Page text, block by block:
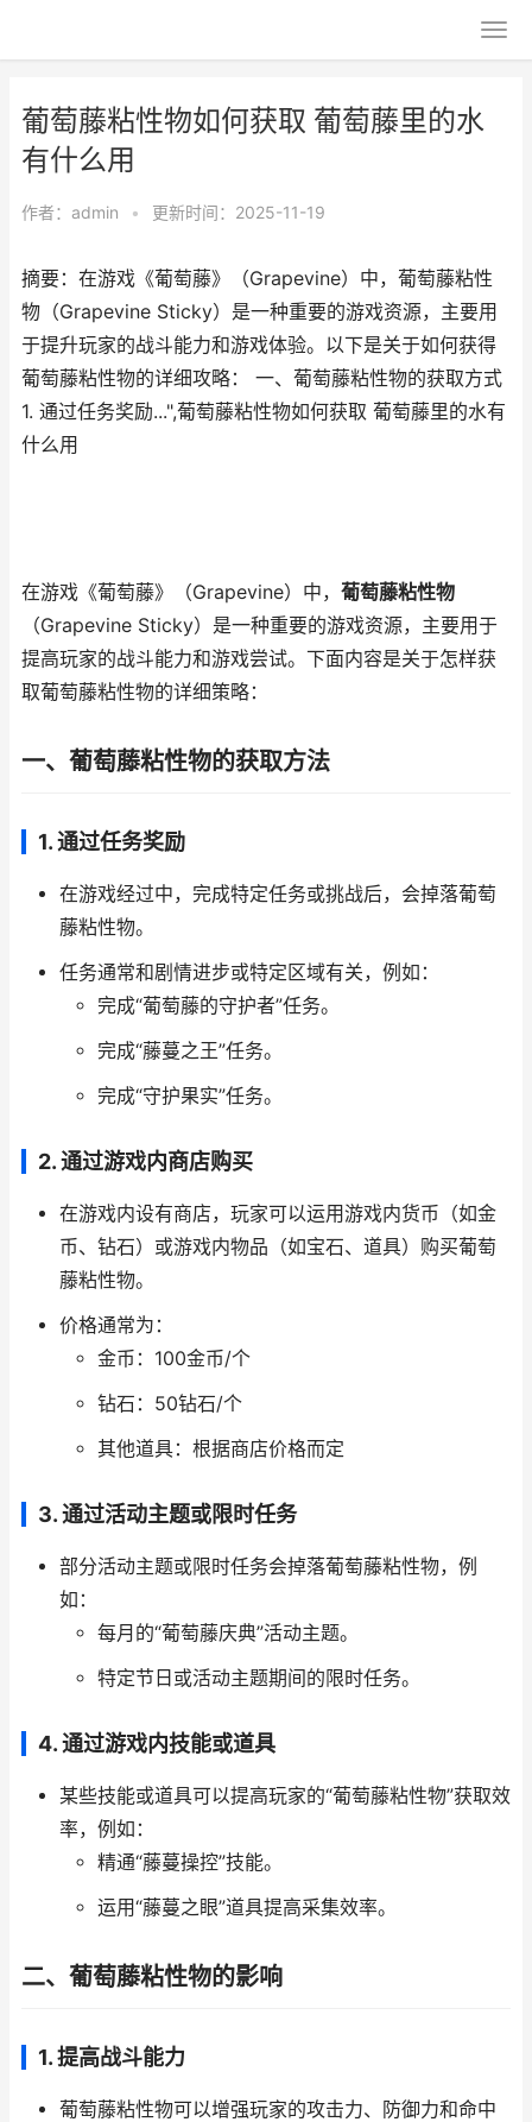
葡萄藤粘性物如何获取 葡萄藤里的水
有什么用
作者： admin • 更新时间：2025-11-19
摘要：在游戏《葡萄藤》（Grapevine）中，葡萄藤粘性
物（Grapevine Sticky）是一种重要的游戏资源，主要用
于提升玩家的战斗能力和游戏体验。以下是关于如何获得
葡萄藤粘性物的详细攻略： 一、葡萄藤粘性物的获取方式
1. 通过任务奖励...",葡萄藤粘性物如何获取 葡萄藤里的水有
什么用
在游戏《葡萄藤》（Grapevine）中， 葡萄藤粘性物
（Grapevine Sticky）是一种重要的游戏资源，主要用于
提高玩家的战斗能力和游戏尝试。下面内容是关于怎样获
取葡萄藤粘性物的详细策略：
一、葡萄藤粘性物的获取方法
1.通过任务奖励
在游戏经过中，完成特定任务或挑战后，会掉落葡萄
藤粘性物。
任务通常和剧情进步或特定区域有关，例如：
完成“葡萄藤的守护者”任务。
完成“藤蔓之王”任务。
完成“守护果实”任务。
2.通过游戏内商店购买
在游戏内设有商店，玩家可以运用游戏内货币（如金
币、钻石）或游戏内物品（如宝石、道具）购买葡萄
藤粘性物。
价格通常为：
金币：100金币/个
钻石：50钻石/个
其他道具：根据商店价格而定
3.通过活动主题或限时任务
部分活动主题或限时任务会掉落葡萄藤粘性物，例
如：
每月的“葡萄藤庆典”活动主题。
特定节日或活动主题期间的限时任务。
4.通过游戏内技能或道具
某些技能或道具可以提高玩家的“葡萄藤粘性物”获取效
率，例如：
精通“藤蔓操控”技能。
运用“藤蔓之眼”道具提高采集效率。
二、葡萄藤粘性物的影响
1.提高战斗能力
葡萄藤粘性物可以增强玩家的攻击力、防御力和命中